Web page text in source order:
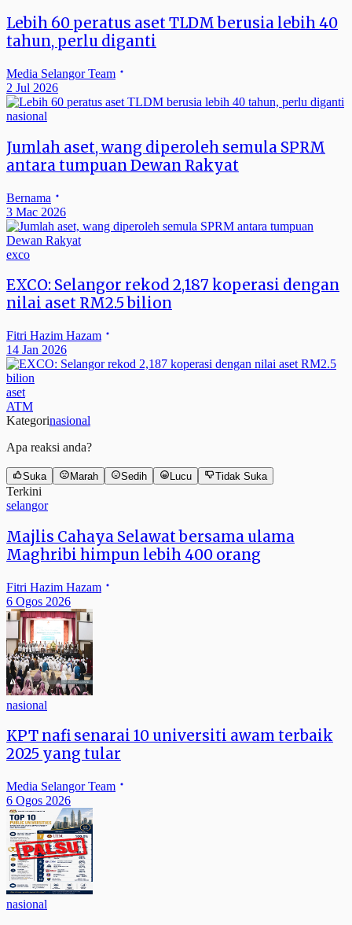
Lebih 60 peratus aset TLDM berusia lebih 40
tahun, perlu diganti
Media Selangor Team
2 Jul 2026
nasional
Jumlah aset, wang diperoleh semula SPRM
antara tumpuan Dewan Rakyat
Bernama
3 Mac 2026
exco
EXCO: Selangor rekod 2,187 koperasi dengan
nilai aset RM2.5 bilion
Fitri Hazim Hazam
14 Jan 2026
aset
ATM
Kategorinasional
Apa reaksi anda?
Suka Marah Sedih Lucu Tidak Suka
Terkini
selangor
Majlis Cahaya Selawat bersama ulama
Maghribi himpun lebih 400 orang
Fitri Hazim Hazam
6 Ogos 2026
nasional
KPT nafi senarai 10 universiti awam terbaik
2025 yang tular
Media Selangor Team
6 Ogos 2026
nasional